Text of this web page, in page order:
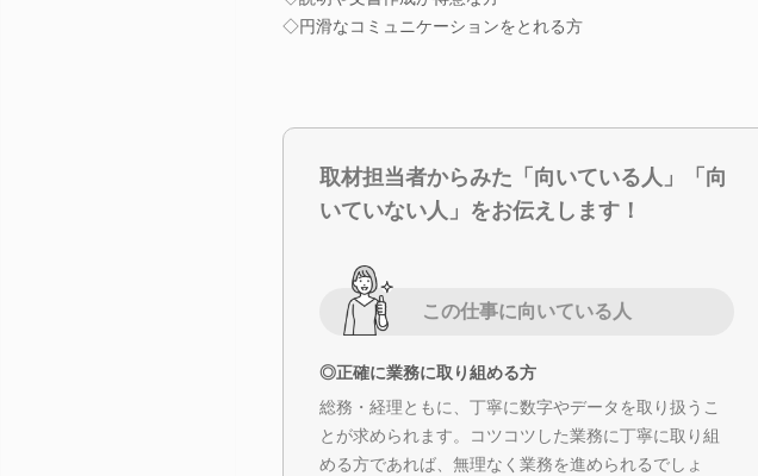
◇円滑なコミュニケーションをとれる方
取材担当者からみた「向いている人」「向
いていない人」をお伝えします！
この仕事に向いている人
◎正確に業務に取り組める方
総務・経理ともに、丁寧に数字やデータを取り扱うこ
とが求められます。コツコツした業務に丁寧に取り組
める方であれば、無理なく業務を進められるでしょ